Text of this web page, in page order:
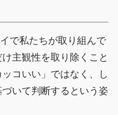
で私たちが取り組んで
主観性を取り除くこと
コいい」ではなく、し
いて判断するという姿